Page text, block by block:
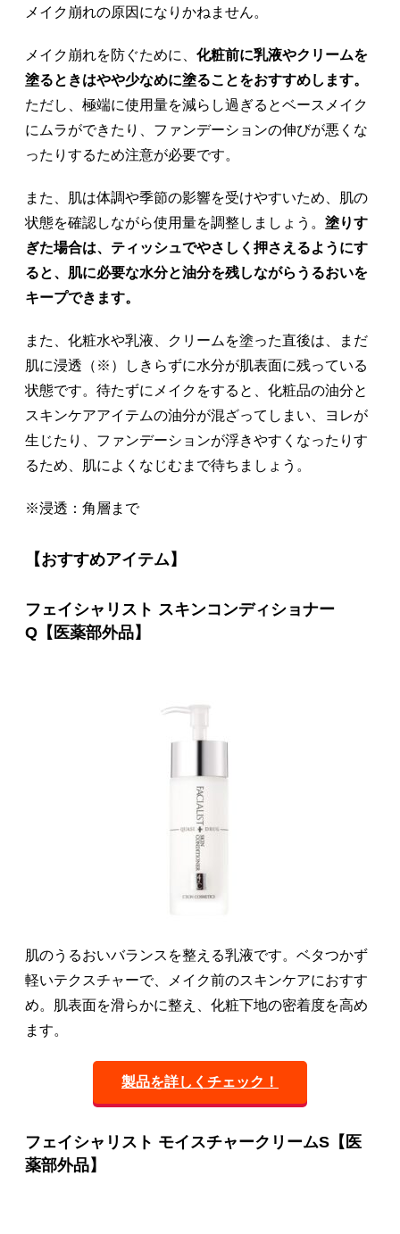
メイク崩れの原因になりかねません。
メイク崩れを防ぐために、 化粧前に乳液やクリームを
塗るときはやや少なめに塗ることをおすすめします。
ただし、極端に使用量を減らし過ぎるとベースメイク
にムラができたり、ファンデーションの伸びが悪くな
ったりするため注意が必要です。
また、肌は体調や季節の影響を受けやすいため、肌の
状態を確認しながら使用量を調整しましょう。 塗りす
ぎた場合は、ティッシュでやさしく押さえるようにす
ると、肌に必要な水分と油分を残しながらうるおいを
キープできます。
また、化粧水や乳液、クリームを塗った直後は、まだ
肌に浸透（※）しきらずに水分が肌表面に残っている
状態です。待たずにメイクをすると、化粧品の油分と
スキンケアアイテムの油分が混ざってしまい、ヨレが
生じたり、ファンデーションが浮きやすくなったりす
るため、肌によくなじむまで待ちましょう。
※浸透：角層まで
【おすすめアイテム】
フェイシャリスト スキンコンディショナー
Q【医薬部外品】
肌のうるおいバランスを整える乳液です。ベタつかず
軽いテクスチャーで、メイク前のスキンケアにおすす
め。肌表面を滑らかに整え、化粧下地の密着度を高め
ます。
製品を詳しくチェック！
フェイシャリスト モイスチャークリームS【医
薬部外品】